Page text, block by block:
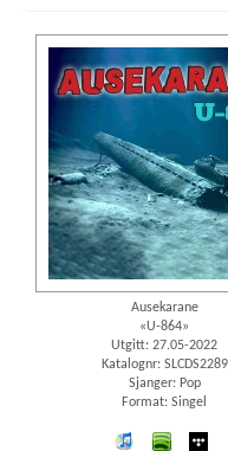
Ausekarane
«U-864»
Utgitt: 27.05-2022
Katalognr: SLCDS2289
Sjanger: Pop
Format: Singel
iTunes spotify